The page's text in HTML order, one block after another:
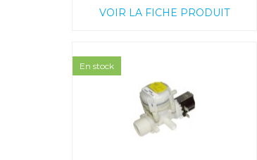
VOIR LA FICHE PRODUIT
En stock